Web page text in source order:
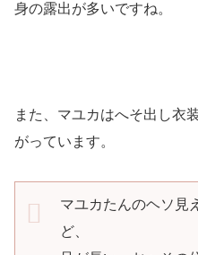
身の露出が多いですね。
また、マユカはへそ出し衣
がっています。
マユカたんのヘソ見
ど、